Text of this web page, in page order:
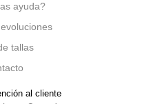
ayuda?
tallas
al cliente